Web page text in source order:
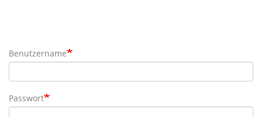
Benutzername
Passwort